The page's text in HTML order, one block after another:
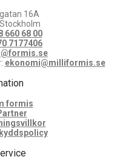
16A
660 68 00
7177406
ekonomi@milliformis.se
formis